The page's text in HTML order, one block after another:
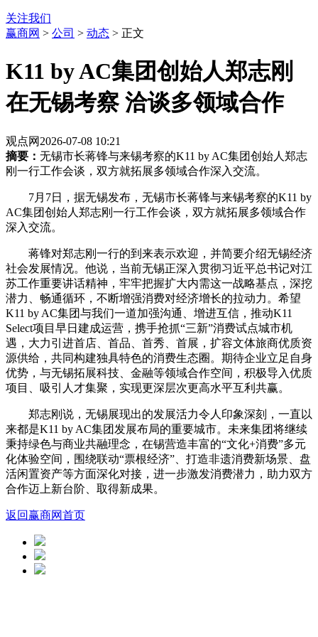
关注我们
赢商网 > 公司 > 动态 > 正文
K11 by AC集团创始人郑志刚
在无锡考察 洽谈多领域合作
观点网 2026-07-08 10:21
摘要： 无锡市长蒋锋与来锡考察的K11 by AC集团创始人郑志
刚一行工作会谈，双方就拓展多领域合作深入交流。
7月7日，据无锡发布，无锡市长蒋锋与来锡考察的K11 by
AC集团创始人郑志刚一行工作会谈，双方就拓展多领域合作
深入交流。
蒋锋对郑志刚一行的到来表示欢迎，并简要介绍无锡经济
社会发展情况。他说，当前无锡正深入贯彻习近平总书记对江
苏工作重要讲话精神，牢牢把握扩大内需这一战略基点，深挖
潜力、畅通循环，不断增强消费对经济增长的拉动力。希望
K11 by AC集团与我们一道加强沟通、增进互信，推动K11
Select项目早日建成运营，携手抢抓“三新”消费试点城市机
遇，大力引进首店、首品、首秀、首展，扩容文体旅商优质资
源供给，共同构建独具特色的消费生态圈。期待企业立足自身
优势，与无锡拓展科技、金融等领域合作空间，积极导入优质
项目、吸引人才集聚，实现更深层次更高水平互利共赢。
郑志刚说，无锡展现出的发展活力令人印象深刻，一直以
来都是K11 by AC集团发展布局的重要城市。未来集团将继续
秉持绿色与商业共融理念，在锡营造丰富的“文化+消费”多元
化体验空间，围绕联动“票根经济”、打造非遗消费新场景、盘
活闲置资产等方面深化对接，进一步激发消费潜力，助力双方
合作迈上新台阶、取得新成果。
返回赢商网首页